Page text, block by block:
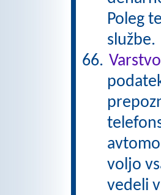
Poleg
službe.
voljo
vedeli